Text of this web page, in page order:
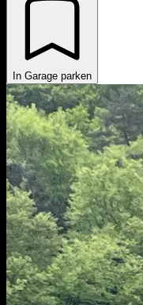
In Garage parken